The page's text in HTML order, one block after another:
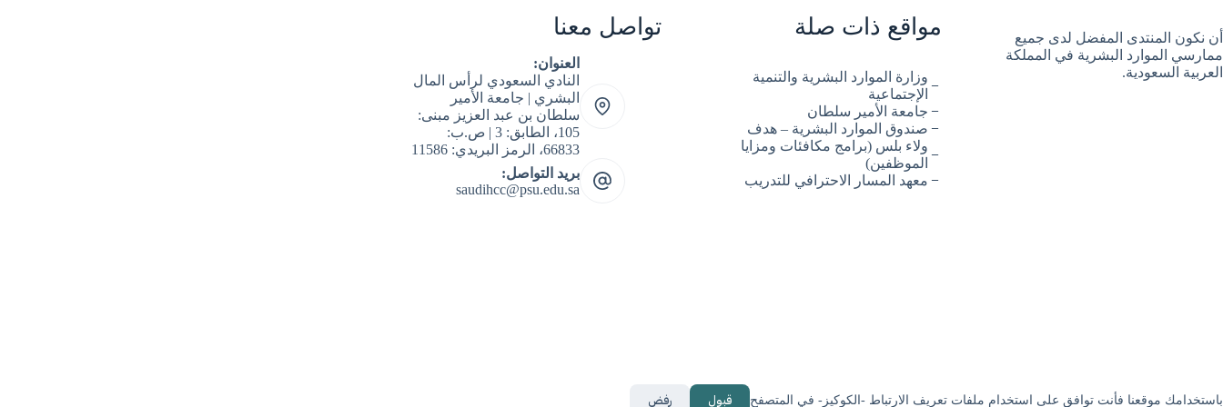
باستخدامك موقعنا فأنت توافق على استخدام ملفات تعريف الارتباط -الكوكيز- في المتصفح قبول رفض
أن نكون المنتدى المفضل لدى جميع
ممارسي الموارد البشرية في المملكة
العربية السعودية.
مواقع ذات صلة
وزارة الموارد البشرية والتنمية
الإجتماعية
جامعة الأمير سلطان
صندوق الموارد البشرية – هدف
ولاء بلس (برامج مكافئات ومزايا
الموظفين)
معهد المسار الاحترافي للتدريب
تواصل معنا
العنوان:
النادي السعودي لرأس المال
البشري | جامعة الأمير
سلطان بن عبد العزيز مبنى:
105، الطابق: 3 | ص.ب:
66833، الرمز البريدي: 11586
بريد التواصل:
saudihcc@psu.edu.sa